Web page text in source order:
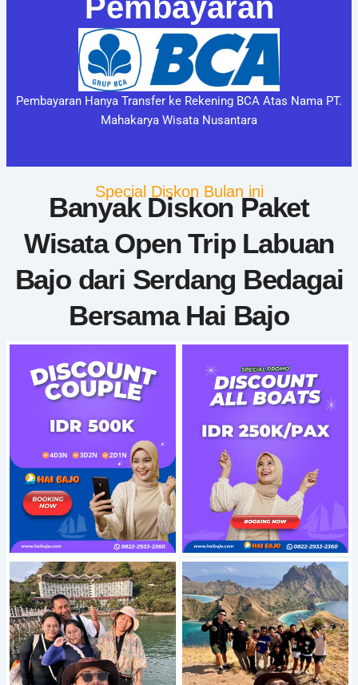
Pembayaran
Pembayaran Hanya Transfer ke Rekening BCA Atas Nama PT.
Mahakarya Wisata Nusantara
Special Diskon Bulan ini
Banyak Diskon Paket
Wisata Open Trip Labuan
Bajo dari Serdang Bedagai
Bersama Hai Bajo